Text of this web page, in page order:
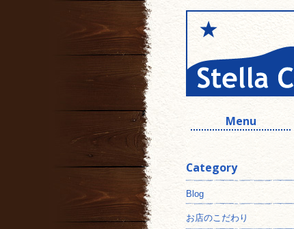
Menu
Category
Blog
お店のこだわり